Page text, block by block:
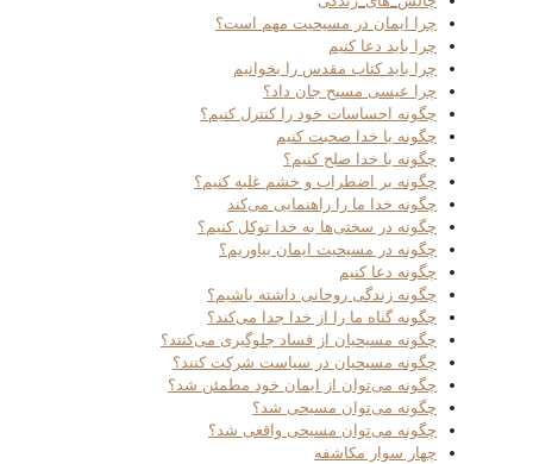
چرا ایمان در مسیحیت مهم است؟
چرا باید دعا کنیم
چرا باید کتاب مقدس را بخوانیم
چرا عیسی مسیح جان داد؟
چگونه احساسات خود را کنترل کنیم؟
چگونه با خدا صحبت کنیم
چگونه با خدا صلح کنیم؟
چگونه بر اضطراب و خشم غلبه کنیم؟
چگونه خدا ما را راهنمایی می‌کند
چگونه در سختی‌ها به خدا توکل کنیم؟
چگونه در مسیحیت ایمان بیاوریم؟
چگونه دعا کنیم
چگونه زندگی روحانی داشته باشیم؟
چگونه گناه ما را از خدا جدا می‌کند؟
چگونه مسیحیان از فساد جلوگیری می‌کنند؟
چگونه مسیحیان در سیاست شرکت کنند؟
چگونه می‌توان از ایمان خود مطمئن شد؟
چگونه می‌توان مسیحی شد؟
چگونه می‌توان مسیحی واقعی شد؟
چهار سوار مکاشفه